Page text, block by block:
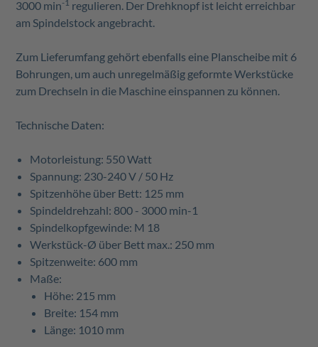
3000 min-1 regulieren. Der Drehknopf ist leicht erreichbar
am Spindelstock angebracht.
Zum Lieferumfang gehört ebenfalls eine Planscheibe mit 6
Bohrungen, um auch unregelmäßig geformte Werkstücke
zum Drechseln in die Maschine einspannen zu können.
Technische Daten:
Motorleistung: 550 Watt
Spannung: 230-240 V / 50 Hz
Spitzenhöhe über Bett: 125 mm
Spindeldrehzahl: 800 - 3000 min-1
Spindelkopfgewinde: M 18
Werkstück-Ø über Bett max.: 250 mm
Spitzenweite: 600 mm
Maße:
Höhe: 215 mm
Breite: 154 mm
Länge: 1010 mm